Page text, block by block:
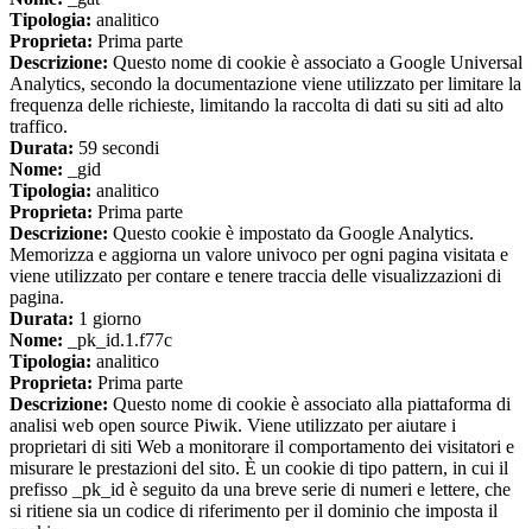
Tipologia: analitico
Proprieta: Prima parte
Descrizione: Questo nome di cookie è associato a Google Universal
Analytics, secondo la documentazione viene utilizzato per limitare la
frequenza delle richieste, limitando la raccolta di dati su siti ad alto
traffico.
Durata: 59 secondi
Nome: _gid
Tipologia: analitico
Proprieta: Prima parte
Descrizione: Questo cookie è impostato da Google Analytics.
Memorizza e aggiorna un valore univoco per ogni pagina visitata e
viene utilizzato per contare e tenere traccia delle visualizzazioni di
pagina.
Durata: 1 giorno
Nome: _pk_id.1.f77c
Tipologia: analitico
Proprieta: Prima parte
Descrizione: Questo nome di cookie è associato alla piattaforma di
analisi web open source Piwik. Viene utilizzato per aiutare i
proprietari di siti Web a monitorare il comportamento dei visitatori e
misurare le prestazioni del sito. È un cookie di tipo pattern, in cui il
prefisso _pk_id è seguito da una breve serie di numeri e lettere, che
si ritiene sia un codice di riferimento per il dominio che imposta il